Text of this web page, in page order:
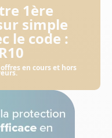
1ère
simple
le code :
en cours et hors